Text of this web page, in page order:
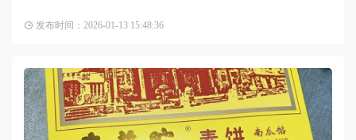
馅的。当时除了南瓜馅，
发布时间：2026-01-13 15:48:36